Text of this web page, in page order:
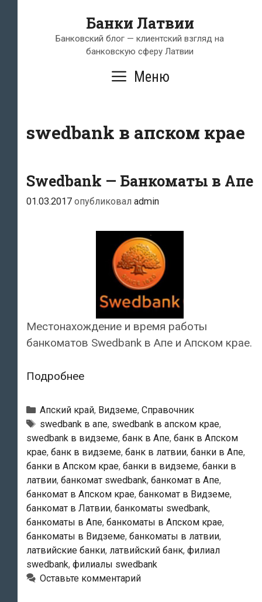
содержимому
Банки Латвии
Банковский блог — клиентский взгляд на
банковскую сферу Латвии
Меню
swedbank в апском крае
Swedbank — Банкоматы в Апе
01.03.2017 опубликовал admin
Местонахождение и время работы
банкоматов Swedbank в Апе и Апском крае.
ПодробнееSwedbank
Банкоматы
в
Апе
Рубрики
Апский край, Видземе, Справочник
Тэги
swedbank в апе, swedbank в апском крае,
swedbank в видземе, банк в Апе, банк в Апском
крае, банк в видземе, банк в латвии, банки в Апе,
банки в Апском крае, банки в видземе, банки в
латвии, банкомат swedbank, банкомат в Апе,
банкомат в Апском крае, банкомат в Видземе,
банкомат в Латвии, банкоматы swedbank,
банкоматы в Апе, банкоматы в Апском крае,
банкоматы в Видземе, банкоматы в латвии,
латвийские банки, латвийский банк, филиал
swedbank, филиалы swedbank
Оставьте комментарий